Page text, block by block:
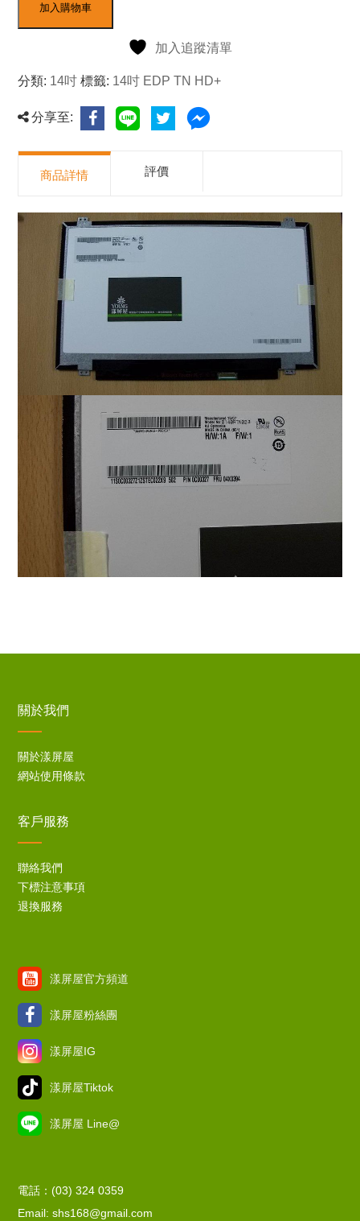
加入購物車
加入追蹤清單
分類: 14吋 標籤: 14吋 EDP TN HD+
分享至:
商品詳情 評價
關於我們
關於漾屏屋
網站使用條款
客戶服務
聯絡我們
下標注意事項
退換服務
漾屏屋官方頻道
漾屏屋粉絲團
漾屏屋IG
漾屏屋Tiktok
漾屏屋 Line@
電話：(03) 324 0359
Email: shs168@gmail.com